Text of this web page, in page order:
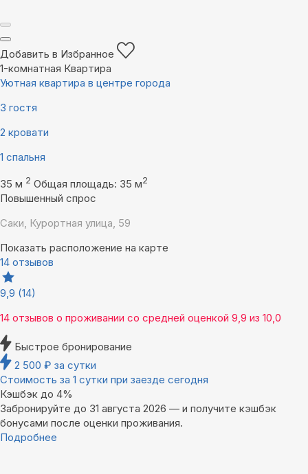
Добавить в Избранное
1-комнатная Квартира
Уютная квартира в центре города
3 гостя
2 кровати
1 спальня
35 м 2 Общая площадь: 35 м2
Повышенный спрос
Саки, Курортная улица, 59
Показать расположение на карте
14 отзывов
9,9 (14)
14 отзывов о проживании со средней оценкой 9,9 из 10,0
Быстрое бронирование
2 500 ₽ за сутки
Стоимость за 1 сутки при заезде сегодня
Кэшбэк до 4%
Забронируйте до 31 августа 2026 — и получите кэшбэк
бонусами после оценки проживания.
Подробнее